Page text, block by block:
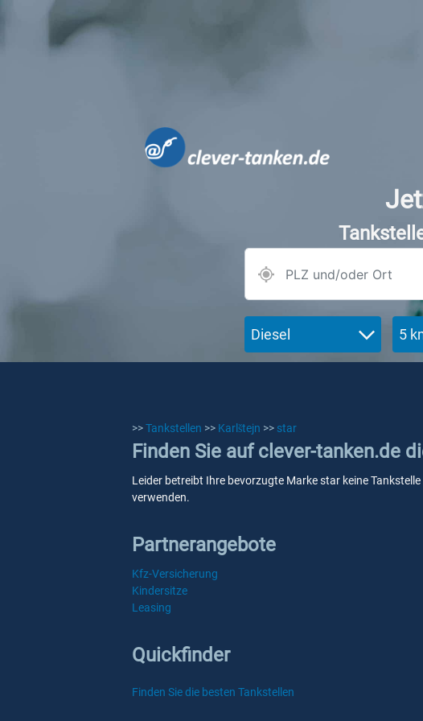
Diesel 5
>>Tankstellen >> Karlštejn >> star
Finden Sie auf clever-tanken.de
Leider betreibt Ihre bevorzugte Marke star keine
verwenden.
Partnerangebote
Kfz-Versicherung
Kindersitze
Leasing
Quickfinder
Finden Sie die besten Tankstellen